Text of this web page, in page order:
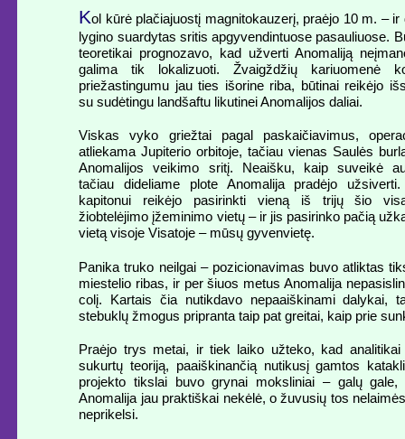
Kol kūrė plačiajuostį magnitokauzerį, praėjo 10 m. – ir
lygino suardytas sritis apgyvendintuose pasauliuose.
teoretikai prognozavo, kad užverti Anomaliją
galima tik lokalizuoti. Žvaigždžių kariuomenė
priežastingumu jau ties išorine riba, būtinai reikėjo
su sudėtingu landšaftu likutinei Anomalijos daliai.
Viskas vyko griežtai pagal paskaičiavimus,
atliekama Jupiterio orbitoje, tačiau vienas Saulės
Anomalijos veikimo sritį. Neaišku, kaip suveikė
tačiau dideliame plote Anomalija pradėjo užsiverti.
kapitonui reikėjo pasirinkti vieną iš trijų šio
žiobtelėjimo įžeminimo vietų – ir jis pasirinko pačią
vietą visoje Visatoje – mūsų gyvenvietę.
Panika truko neilgai – pozicionavimas buvo atliktas
miestelio ribas, ir per šiuos metus Anomalija
colį. Kartais čia nutikdavo nepaaiškinami dalykai,
stebuklų žmogus pripranta taip pat greitai, kaip prie
Praėjo trys metai, ir tiek laiko užteko, kad analitikai
sukurtų teoriją, paaiškinančią nutikusį gamtos
projekto tikslai buvo grynai moksliniai – galų gale,
Anomalija jau praktiškai nekėlė, o žuvusių tos
neprikelsi.